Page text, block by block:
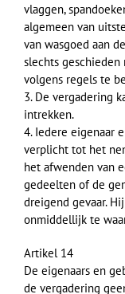
vlaggen,
algemeen van
van wasgoed aan
slechts
volgens regels te
3. De vergadering
intrekken.
4. Iedere eigenaar
verplicht tot het
het afwenden van
gedeelten of de
dreigend gevaar.
onmiddellijk te
Artikel 14
De eigenaars en
de vergadering